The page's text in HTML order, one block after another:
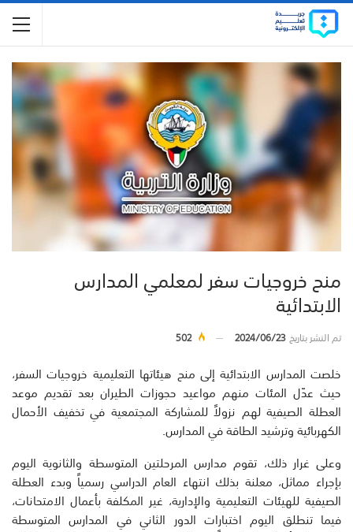
منح خروجيات سفر لمعلمي المدارس
الابتدائية
تم النشر بتاريخ2024/06/23
502
خلصت المدارس الابتدائية إلى منح هيئاتها التعليمية خروجيات السفر،
حيث عدّل المئات منهم مواعيد حجوزات الطيران بعد تقديم موعد
العطلة الصيفية لهم نزولاً للمشاركة المجتمعية في تخفيف الأحمال
الكهربائية وترشيد الطاقة في المدارس.
وعلى غرار ذلك، تقوم مدارس المرحلتين المتوسطة والثانوية اليوم
بإجراء مماثل، معلنة بذلك انتهاء العام الدراسي رسمياً وبدء العطلة
الصيفية للهيئات التعليمية والإدارية، غير المكلفة بأعمال الامتحانات،
فيما تنطلق اليوم اختبارات الدور الثاني في المدارس المتوسطة